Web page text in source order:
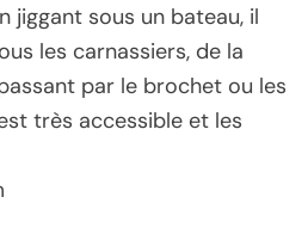
jiggant sous un bateau, il
les carnassiers, de la
par le brochet ou les
très accessible et les